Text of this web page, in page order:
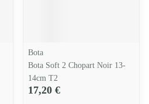
Bota
Bota Soft 2 Chopart Noir 13-
14cm T2
17,20 €